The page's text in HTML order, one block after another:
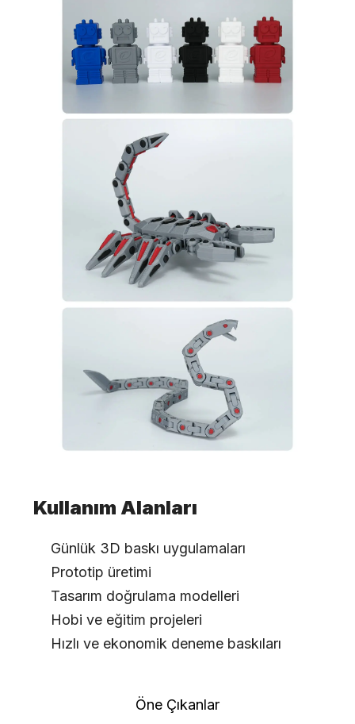
Kullanım Alanları
Günlük 3D baskı uygulamaları
Prototip üretimi
Tasarım doğrulama modelleri
Hobi ve eğitim projeleri
Hızlı ve ekonomik deneme baskıları
Öne Çıkanlar